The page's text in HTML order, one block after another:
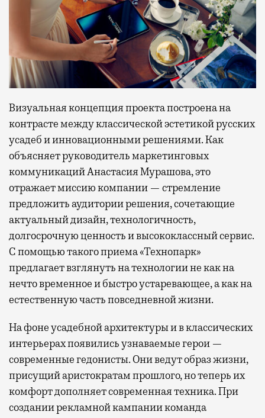
Визуальная концепция проекта построена на
контрасте между классической эстетикой русских
усадеб и инновационными решениями. Как
объясняет руководитель маркетинговых
коммуникаций Анастасия Мурашова, это
отражает миссию компании — стремление
предложить аудитории решения, сочетающие
актуальный дизайн, технологичность,
долгосрочную ценность и высококлассный сервис.
С помощью такого приема «Технопарк»
предлагает взглянуть на технологии не как на
нечто временное и быстро устаревающее, а как на
естественную часть повседневной жизни.
На фоне усадебной архитектуры и в классических
интерьерах появились узнаваемые герои —
современные гедонисты. Они ведут образ жизни,
присущий аристократам прошлого, но теперь их
комфорт дополняет современная техника. При
создании рекламной кампании команда